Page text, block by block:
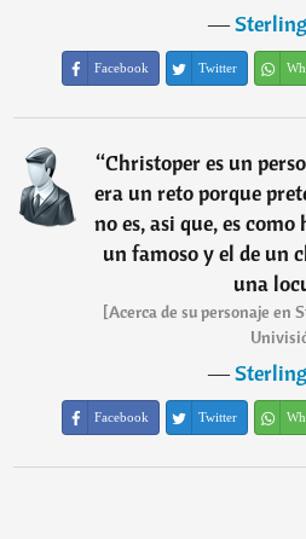
―
Facebook Twitter
“Christoper es un
era un reto porque
no es, asi que, es
un famoso y el de un
una
[Acerca de su personaje en
―
Facebook Twitter